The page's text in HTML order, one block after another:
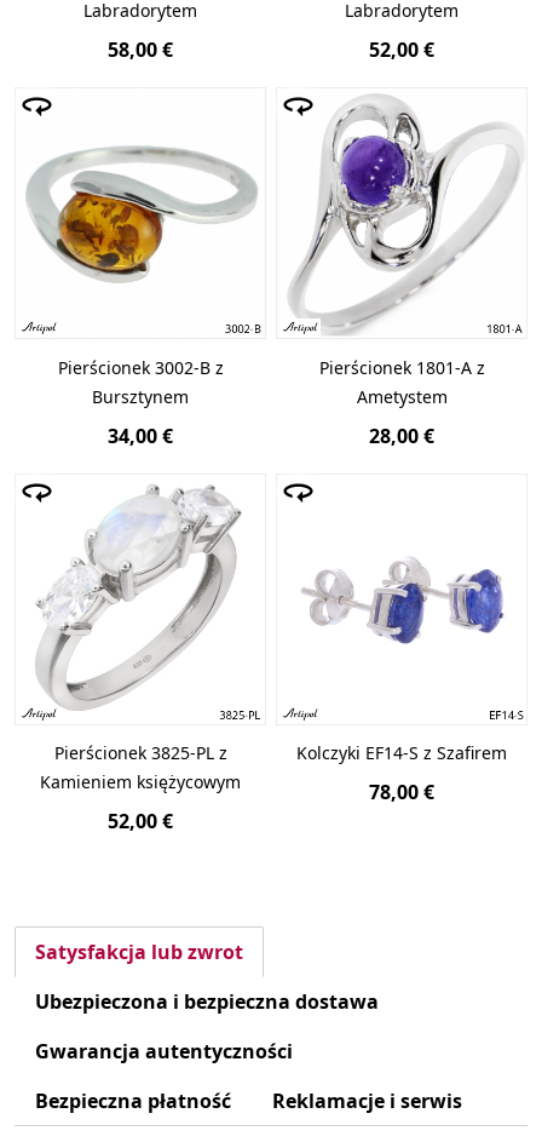
Labradorytem
58,00 €
Labradorytem
52,00 €
Pierścionek 3002-B z
Bursztynem
34,00 €
Pierścionek 1801-A z
Ametystem
28,00 €
Pierścionek 3825-PL z
Kamieniem księżycowym
52,00 €
Kolczyki EF14-S z Szafirem
78,00 €
Satysfakcja lub zwrot
Ubezpieczona i bezpieczna dostawa
Gwarancja autentyczności
Bezpieczna płatność
Reklamacje i serwis